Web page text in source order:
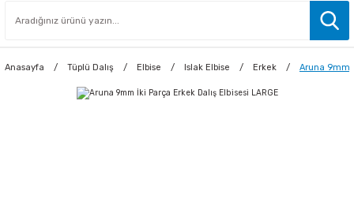
Anasayfa Tüplü Dalış Elbise Islak Elbise Erkek Aruna 9mm